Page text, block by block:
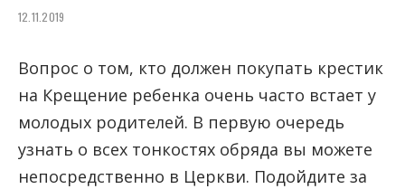
12.11.2019
Вопрос о том, кто должен покупать крестик
на Крещение ребенка очень часто встает у
молодых родителей. В первую очередь
узнать о всех тонкостях обряда вы можете
непосредственно в Церкви. Подойдите за